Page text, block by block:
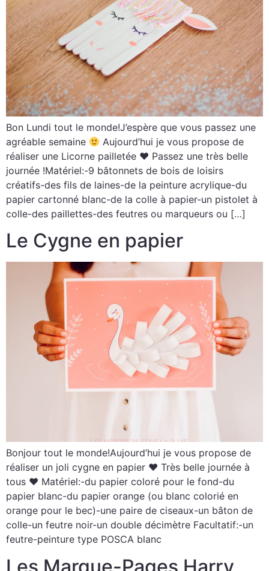
Bon Lundi tout le monde!J’espère que vous passez une
agréable semaine
Aujourd’hui je vous propose de
réaliser une Licorne pailletée ♥ Passez une très belle
journée !Matériel:-9 bâtonnets de bois de loisirs
créatifs-des fils de laines-de la peinture acrylique-du
papier cartonné blanc-de la colle à papier-un pistolet à
colle-des paillettes-des feutres ou marqueurs ou […]
Le Cygne en papier
Bonjour tout le monde!Aujourd’hui je vous propose de
réaliser un joli cygne en papier ♥ Très belle journée à
tous ♥ Matériel:-du papier coloré pour le fond-du
papier blanc-du papier orange (ou blanc colorié en
orange pour le bec)-une paire de ciseaux-un bâton de
colle-un feutre noir-un double décimètre Facultatif:-un
feutre-peinture type POSCA blanc